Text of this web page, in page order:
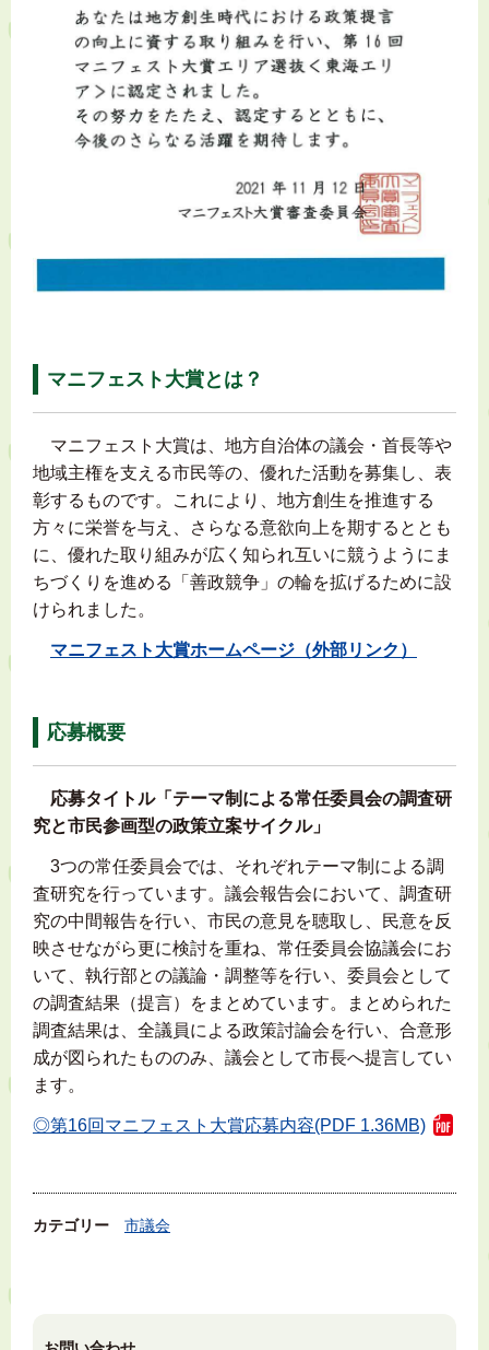
マニフェスト大賞とは？
マニフェスト大賞は、地方自治体の議会・首長等や
地域主権を支える市民等の、優れた活動を募集し、表
彰するものです。これにより、地方創生を推進する
方々に栄誉を与え、さらなる意欲向上を期するととも
に、優れた取り組みが広く知られ互いに競うようにま
ちづくりを進める「善政競争」の輪を拡げるために設
けられました。
マニフェスト大賞ホームページ（外部リンク）
応募概要
応募タイトル「テーマ制による常任委員会の調査研
究と市民参画型の政策立案サイクル」
3つの常任委員会では、それぞれテーマ制による調
査研究を行っています。議会報告会において、調査研
究の中間報告を行い、市民の意見を聴取し、民意を反
映させながら更に検討を重ね、常任委員会協議会にお
いて、執行部との議論・調整等を行い、委員会として
の調査結果（提言）をまとめています。まとめられた
調査結果は、全議員による政策討論会を行い、合意形
成が図られたもののみ、議会として市長へ提言してい
ます。
◎第16回マニフェスト大賞応募内容(PDF 1.36MB)
カテゴリー 市議会